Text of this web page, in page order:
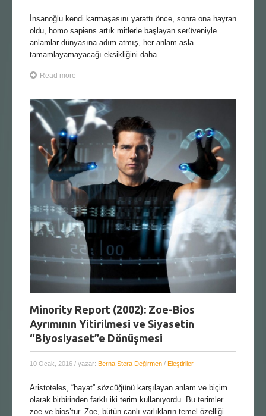
İnsanoğlu kendi karmaşasını yarattı önce, sonra ona hayran
oldu, homo sapiens artık mitlerle başlayan serüveniyle
anlamlar dünyasına adım atmış, her anlam asla
tamamlayamayacağı eksikliğini daha ...
Read more
Minority Report (2002): Zoe-Bios
Ayrımının Yitirilmesi ve Siyasetin
“Biyosiyaset”e Dönüşmesi
10 Ocak, 2016 / yazar: Berna Stera Değirmen / Eleştiriler
Aristoteles, “hayat” sözcüğünü karşılayan anlam ve biçim
olarak birbirinden farklı iki terim kullanıyordu. Bu terimler
zoe ve bios’tur. Zoe, bütün canlı varlıkların temel özelliği